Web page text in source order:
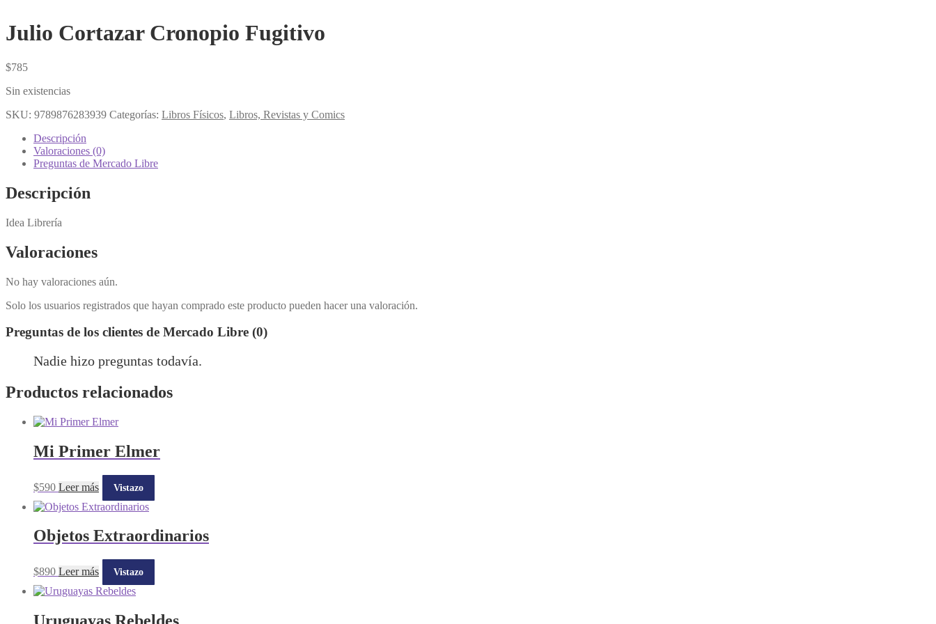
Julio Cortazar Cronopio Fugitivo
$785
Sin existencias
SKU: 9789876283939 Categorías: Libros Físicos, Libros, Revistas y Comics
Descripción
Valoraciones (0)
Preguntas de Mercado Libre
Descripción
Idea Librería
Valoraciones
No hay valoraciones aún.
Solo los usuarios registrados que hayan comprado este producto pueden hacer una valoración.
Preguntas de los clientes de Mercado Libre (0)
Nadie hizo preguntas todavía.
Productos relacionados
Mi Primer Elmer
$590 Leer más Vistazo
Objetos Extraordinarios
$890 Leer más Vistazo